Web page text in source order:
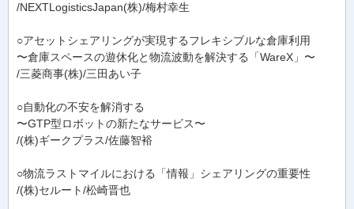
/NEXTLogisticsJapan(株)/梅村幸生
○アセットシェアリングが実現するフレキシブルな倉庫利用
〜倉庫スペースの遊休化と物流波動を解決する「WareX」〜
/三菱商事(株)/三田あい子
○自動化の不安を解消する
〜GTP型ロボットの新たなサービス〜
/(株)ギークプラス/佐藤智裕
○物流ラストマイルにおける「情報」シェアリングの重要性
/(株)セルート/松崎晋也